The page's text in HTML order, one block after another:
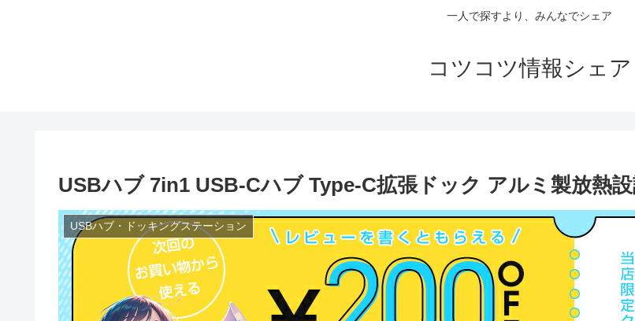
一人で探すより、みんなでシェア
コツコツ情報シェア
USBハブ 7in1 USB-Cハブ Type-C拡張ドック アルミ製放熱
USBハブ・ドッキングステーション